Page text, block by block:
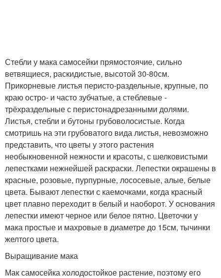
Стебли у мака самосейки прямостоячие, сильно
ветвящиеся, раскидистые, высотой 30-80см.
Прикорневые листья перисто-раздельные, крупные, по
краю остро- и часто зубчатые, а стеблевые -
трёхраздельные с перистонадрезанными долями.
Листья, стебли и бутоны грубоволосистые. Когда
смотришь на эти грубоватого вида листья, невозможно
представить, что цветы у этого растения
необыкновенной нежности и красоты, с шелковистыми
лепестками нежнейшей раскраски. Лепестки окрашены в
красные, розовые, пурпурные, лососевые, алые, белые
цвета. Бывают лепестки с каемочками, когда красный
цвет плавно переходит в белый и наоборот. У основания
лепестки имеют черное или белое пятно. Цветочки у
мака простые и махровые в диаметре до 15см, тычинки
желтого цвета.
Выращивание мака
Мак самосейка холодостойкое растение, поэтому его